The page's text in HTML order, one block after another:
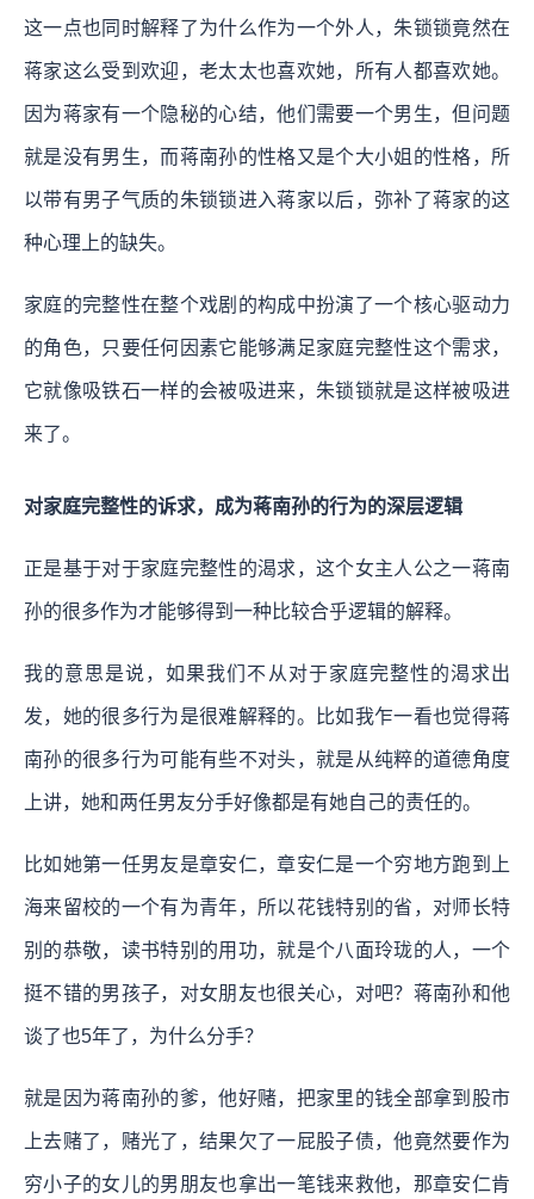
这一点也同时解释了为什么作为一个外人，朱锁锁竟然在
蒋家这么受到欢迎，老太太也喜欢她，所有人都喜欢她。
因为蒋家有一个隐秘的心结，他们需要一个男生，但问题
就是没有男生，而蒋南孙的性格又是个大小姐的性格，所
以带有男子气质的朱锁锁进入蒋家以后，弥补了蒋家的这
种心理上的缺失。
家庭的完整性在整个戏剧的构成中扮演了一个核心驱动力
的角色，只要任何因素它能够满足家庭完整性这个需求，
它就像吸铁石一样的会被吸进来，朱锁锁就是这样被吸进
来了。
对家庭完整性的诉求，成为蒋南孙的行为的深层逻辑
正是基于对于家庭完整性的渴求，这个女主人公之一蒋南
孙的很多作为才能够得到一种比较合乎逻辑的解释。
我的意思是说，如果我们不从对于家庭完整性的渴求出
发，她的很多行为是很难解释的。比如我乍一看也觉得蒋
南孙的很多行为可能有些不对头，就是从纯粹的道德角度
上讲，她和两任男友分手好像都是有她自己的责任的。
比如她第一任男友是章安仁，章安仁是一个穷地方跑到上
海来留校的一个有为青年，所以花钱特别的省，对师长特
别的恭敬，读书特别的用功，就是个八面玲珑的人，一个
挺不错的男孩子，对女朋友也很关心，对吧？蒋南孙和他
谈了也5年了，为什么分手？
就是因为蒋南孙的爹，他好赌，把家里的钱全部拿到股市
上去赌了，赌光了，结果欠了一屁股子债，他竟然要作为
穷小子的女儿的男朋友也拿出一笔钱来救他，那章安仁肯